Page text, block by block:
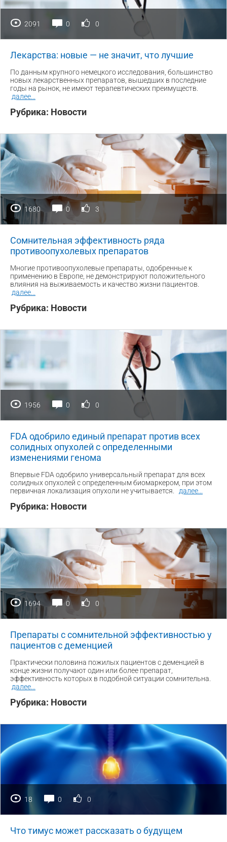
2091 0 0
Лекарства: новые — не значит, что лучшие
По данным крупного немецкого исследования, большинство
новых лекарственных препаратов, вышедших в последние
годы на рынок, не имеют терапевтических преимуществ.
далее
Рубрика: Новости
1680 0 3
Сомнительная эффективность ряда
противоопухолевых препаратов
Многие противоопухолевые препараты, одобренные к
применению в Европе, не демонстрируют положительного
влияния на выживаемость и качество жизни пациентов.
далее
Рубрика: Новости
1956 0 0
FDA одобрило единый препарат против всех
солидных опухолей с определенными
изменениями генома
Впервые FDA одобрило универсальный препарат для всех
солидных опухолей с определенным биомаркером, при этом
первичная локализация опухоли не учитывается.
далее
Рубрика: Новости
1694 0 0
Препараты с сомнительной эффективностью у
пациентов с деменцией
Практически половина пожилых пациентов с деменцией в
конце жизни получают один или более препарат,
эффективность которых в подобной ситуации сомнительна.
далее
Рубрика: Новости
18 0 0
Что тимус может рассказать о будущем